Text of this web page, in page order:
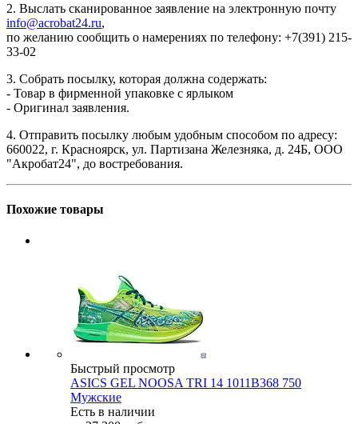
2. Выслать сканированное заявление на электронную почту
info@acrobat24.ru,
по желанию сообщить о намерениях по телефону: +7(391) 215-
33-02
3. Собрать посылку, которая должна содержать:
- Товар в фирменной упаковке с ярлыком
- Оригинал заявления.
4. Отправить посылку любым удобным способом по адресу:
660022, г. Красноярск, ул. Партизана Железняка, д. 24Б, ООО
"Акробат24", до востребования.
Похожие товары
Быстрый просмотр
ASICS GEL NOOSA TRI 14 1011B368 750
Мужские
Есть в наличии